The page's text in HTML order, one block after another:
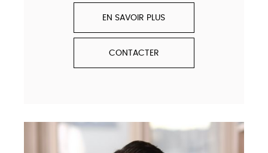
EN SAVOIR PLUS
CONTACTER